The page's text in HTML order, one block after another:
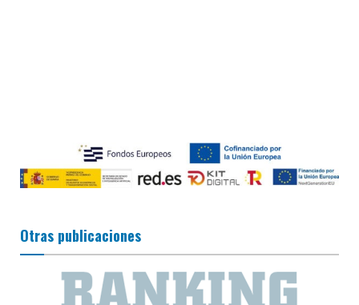
Otras publicaciones